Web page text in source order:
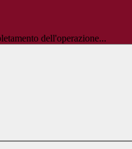
dell'operazione...